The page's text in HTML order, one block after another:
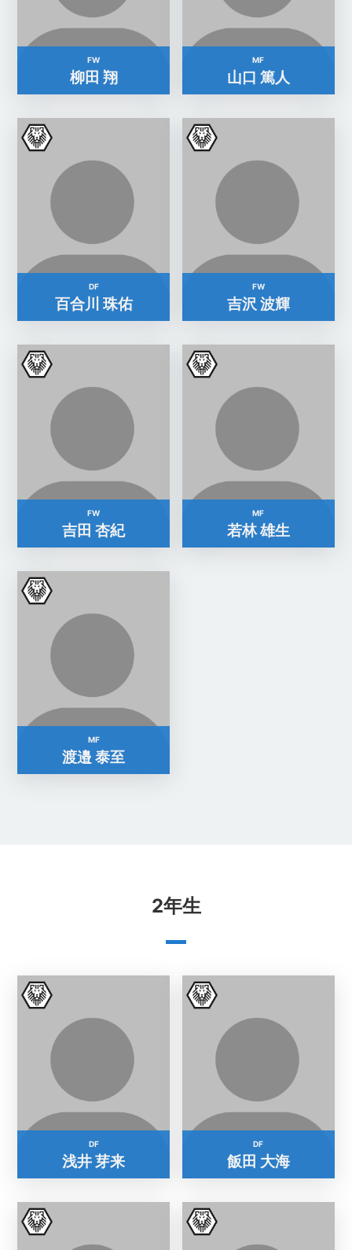
FW
柳田 翔
MF
山口 篤人
DF
百合川 珠佑
FW
吉沢 波輝
FW
吉田 杏紀
MF
若林 雄生
MF
渡邉 泰至
2年生
DF
浅井 芽来
DF
飯田 大海